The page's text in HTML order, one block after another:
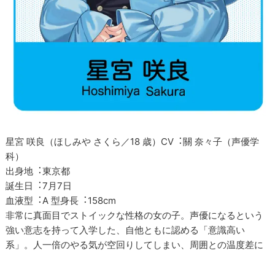
星宮 咲良（ほしみや さくら／18 歳）CV︓關 奈々子（声優学
科）
出身地︓東京都
誕生日︓7月7日
⾎液型︓A 型身長︓158cm
⾮常に真面目でストイックな性格の女の子。声優になるという
強い意志を持って入学した、自他ともに認める「意識高い
系」。人一倍のやる気が空回りしてしまい、周囲との温度差に